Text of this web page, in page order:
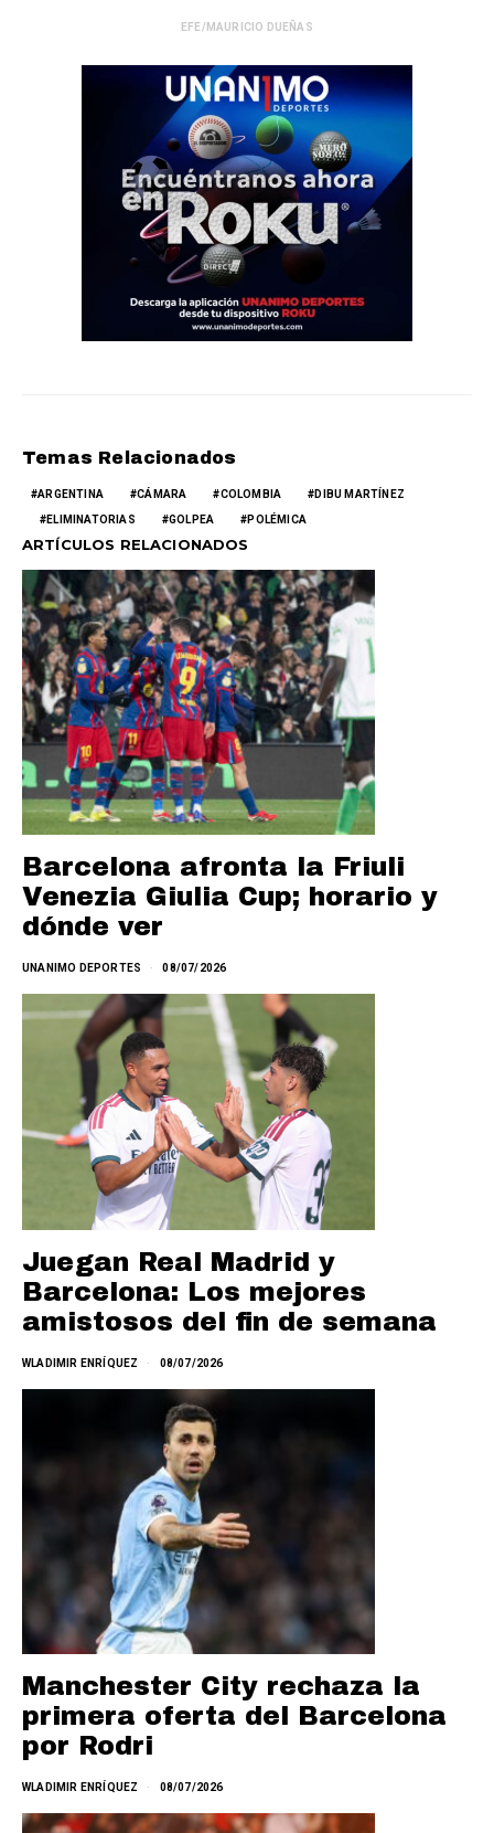
EFE/MAURICIO DUEÑAS
Temas Relacionados
ARGENTINA CÁMARA COLOMBIA DIBU MARTÍNEZ
ELIMINATORIAS GOLPEA POLÉMICA
ARTÍCULOS RELACIONADOS
Barcelona afronta la Friuli
Venezia Giulia Cup; horario y
dónde ver
UNANIMO DEPORTES 08/07/2026
Juegan Real Madrid y
Barcelona: Los mejores
amistosos del fin de semana
WLADIMIR ENRÍQUEZ 08/07/2026
Manchester City rechaza la
primera oferta del Barcelona
por Rodri
WLADIMIR ENRÍQUEZ 08/07/2026